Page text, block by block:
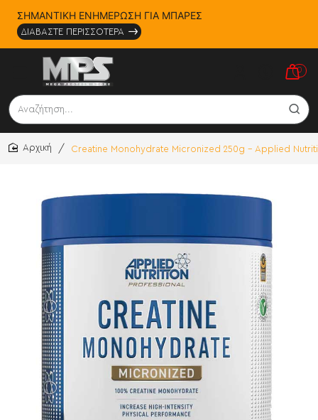
ΣΗΜΑΝΤΙΚΗ ΕΝΗΜΕΡΩΣΗ ΓΙΑ ΜΠΑΡΕΣ
ΔΙΑΒΑΣΤΕ ΠΕΡΙΣΣΟΤΕΡΑ
0
Αναζήτηση...
Creatine Monohydrate Micronized 250g - Applied